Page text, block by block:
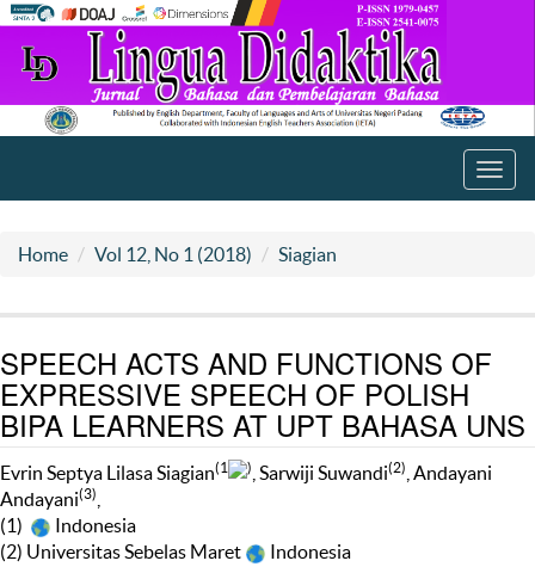
Home Vol 12, No 1 (2018) Siagian
SPEECH ACTS AND FUNCTIONS OF
EXPRESSIVE SPEECH OF POLISH
BIPA LEARNERS AT UPT BAHASA UNS
Evrin Septya Lilasa Siagian(1 ) , Sarwiji Suwandi(2) , Andayani
Andayani(3)
(1)
Indonesia
(2) Universitas Sebelas Maret
Indonesia